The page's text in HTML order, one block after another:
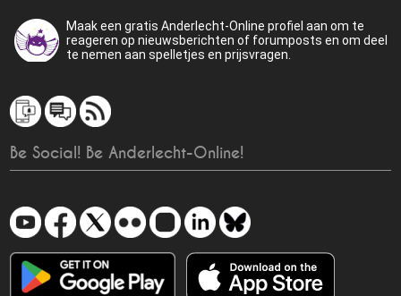
Maak een gratis Anderlecht-Online profiel aan om te
reageren op nieuwsberichten of forumposts en om deel
te nemen aan spelletjes en prijsvragen.
Be Social! Be Anderlecht-Online!